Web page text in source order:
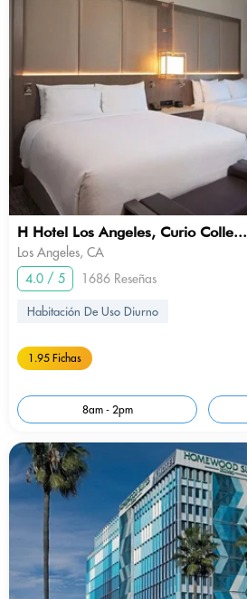
H Hotel Los Angeles, Curio Colle...
Los Angeles, CA
4.0 / 5
1686 Reseñas
Habitación De Uso Diurno
1.95 Fichas
8am - 2pm